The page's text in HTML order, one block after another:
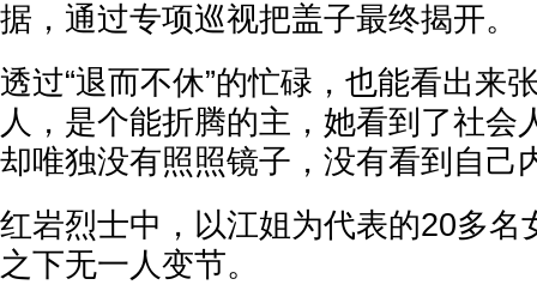
据，通过专项巡视把盖子最终揭开。
透过“退而不休”的忙碌，也能看出来
人，是个能折腾的主，她看到了社会
却唯独没有照照镜子，没有看到自己
红岩烈士中，以江姐为代表的20多名
之下无一人变节。